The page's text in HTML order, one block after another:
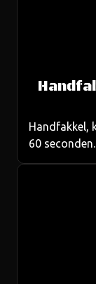
Handfakkel,
60